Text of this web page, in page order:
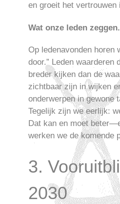
en groeit het vertrouwen
Wat onze leden zeggen.
Op ledenavonden horen
door.” Leden waarderen
breder kijken dan de
zichtbaar zijn in wijken
onderwerpen in gewone
Tegelijk zijn we eerlijk:
Dat kan en moet
werken we de komende
3.
2030